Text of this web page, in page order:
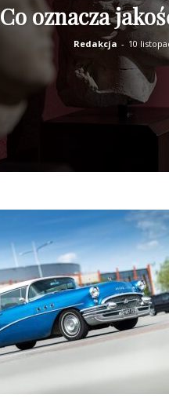
Co oznacza
Redakcja - 10